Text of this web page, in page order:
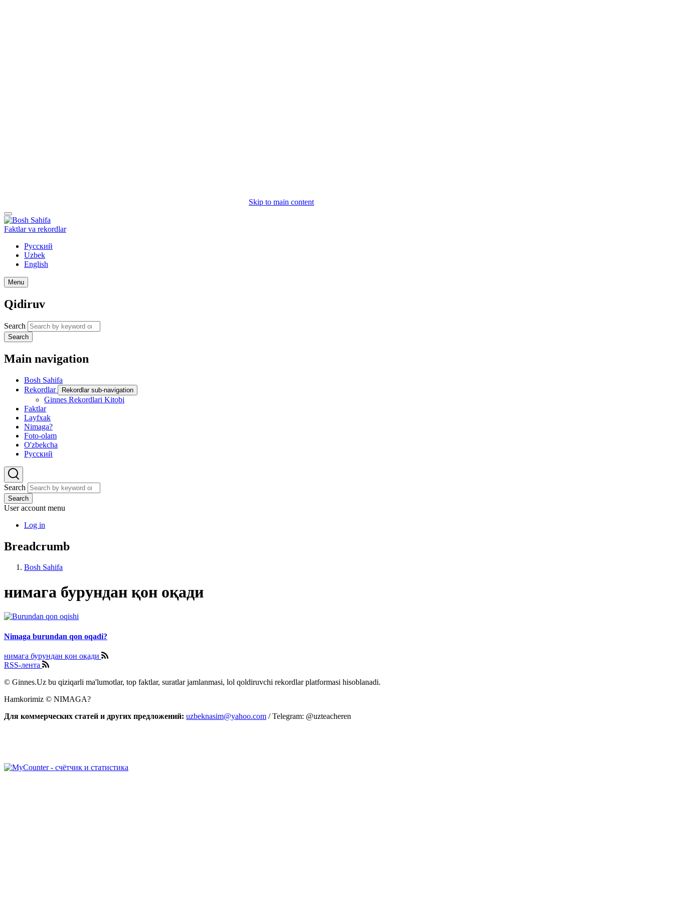
Skip to main content
Faktlar va rekordlar
Русский
Uzbek
English
Menu
Qidiruv
Search
Search
Main navigation
Bosh Sahifa
Rekordlar
Rekordlar sub-navigation
Ginnes Rekordlari Kitobi
Faktlar
Layfxak
Nimaga?
Foto-olam
O'zbekcha
Русский
Search
Search
User account menu
Log in
Breadcrumb
Bosh Sahifa
нимага бурундан қон оқади
Nimaga burundan qon oqadi?
нимага бурундан қон оқади
RSS-лента
© Ginnes.Uz bu qiziqarli ma'lumotlar, top faktlar, suratlar jamlanmasi, lol qoldiruvchi rekordlar platformasi hisoblanadi.
Hamkorimiz © NIMAGA?
Для коммерческих статей и других предложений: uzbeknasim@yahoo.com / Telegram: @uzteacheren